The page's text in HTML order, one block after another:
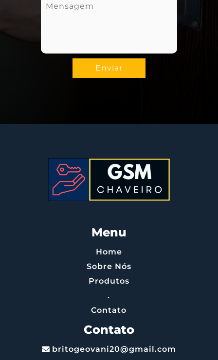
Menu
Home
Sobre Nós
Produtos
.
Contato
Contato
britogeovani20@gmail.com